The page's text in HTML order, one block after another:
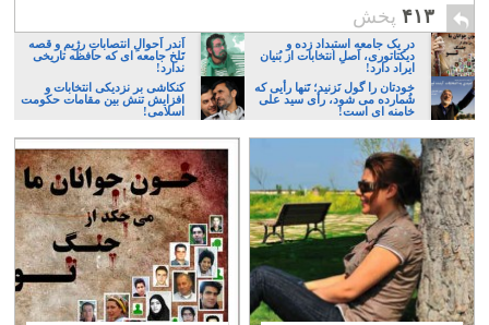
۴۱۳ پخش
در یک جامعه استبداد زده و
دیکتاتوری، اَصلِ انتخابات از بُنیان
ایراد دارد!
اَندر اَحوالِ انتصاباتِ رژیم و قصه
تَلخ جامعه ای که حافظه تاریخی
ندارد!
خودتان را گول نَزنید؛ تَنها رأیی که
شُمارده می شود، رأی سید علی
خامنه ای است!
کنکاشی بر نزديكی انتخابات و
افزايش تنش بين مقامات حکومت
اسلامی!